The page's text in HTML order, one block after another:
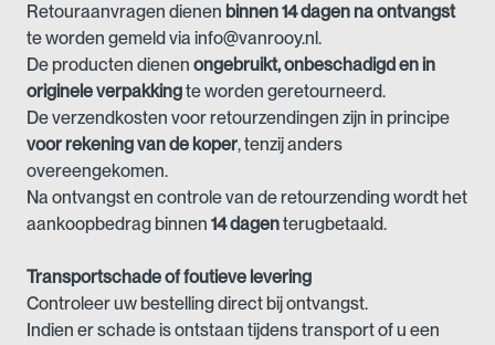
Retouraanvragen dienen binnen 14 dagen na ontvangst
te worden gemeld via info@vanrooy.nl.
De producten dienen ongebruikt, onbeschadigd en in
originele verpakkingte worden geretourneerd.
De verzendkosten voor retourzendingen zijn in principe
voor rekening van de koper, tenzij anders
overeengekomen.
Na ontvangst en controle van de retourzending wordt het
aankoopbedrag binnen 14 dagenterugbetaald.
Transportschade of foutieve levering
Controleer uw bestelling direct bij ontvangst.
Indien er schade is ontstaan tijdens transport of u een